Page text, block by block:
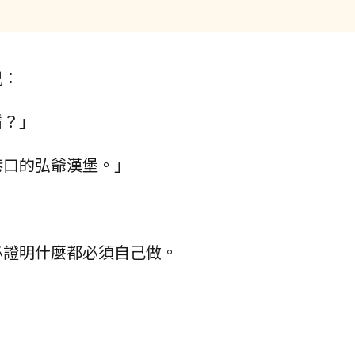
」
的弘爺漢堡。」
明什麼都必須自己做。